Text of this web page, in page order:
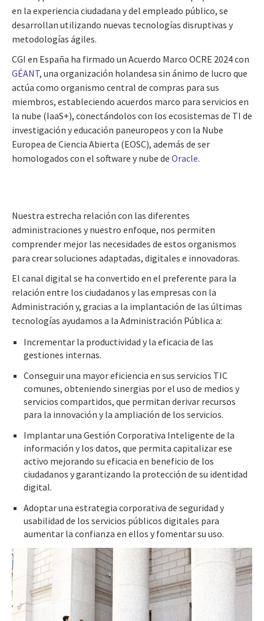
en la experiencia ciudadana y del empleado público, se
desarrollan utilizando nuevas tecnologías disruptivas y
metodologías ágiles.
CGI en España ha firmado un Acuerdo Marco OCRE 2024 con
GÉANT, una organización holandesa sin ánimo de lucro que
actúa como organismo central de compras para sus
miembros, estableciendo acuerdos marco para servicios en
la nube (IaaS+), conectándolos con los ecosistemas de TI de
investigación y educación paneuropeos y con la Nube
Europea de Ciencia Abierta (EOSC), además de ser
homologados con el software y nube de Oracle.
Nuestra estrecha relación con las diferentes
administraciones y nuestro enfoque, nos permiten
comprender mejor las necesidades de estos organismos
para crear soluciones adaptadas, digitales e innovadoras.
El canal digital se ha convertido en el preferente para la
relación entre los ciudadanos y las empresas con la
Administración y, gracias a la implantación de las últimas
tecnologías ayudamos a la Administración Pública a:
Incrementar la productividad y la eficacia de las
gestiones internas.
Conseguir una mayor eficiencia en sus servicios TIC
comunes, obteniendo sinergias por el uso de medios y
servicios compartidos, que permitan derivar recursos
para la innovación y la ampliación de los servicios.
Implantar una Gestión Corporativa Inteligente de la
información y los datos, que permita capitalizar ese
activo mejorando su eficacia en beneficio de los
ciudadanos y garantizando la protección de su identidad
digital.
Adoptar una estrategia corporativa de seguridad y
usabilidad de los servicios públicos digitales para
aumentar la confianza en ellos y fomentar su uso.